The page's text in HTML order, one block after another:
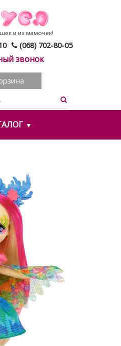
(068) 702-80-05
звонок
и их мамочек!